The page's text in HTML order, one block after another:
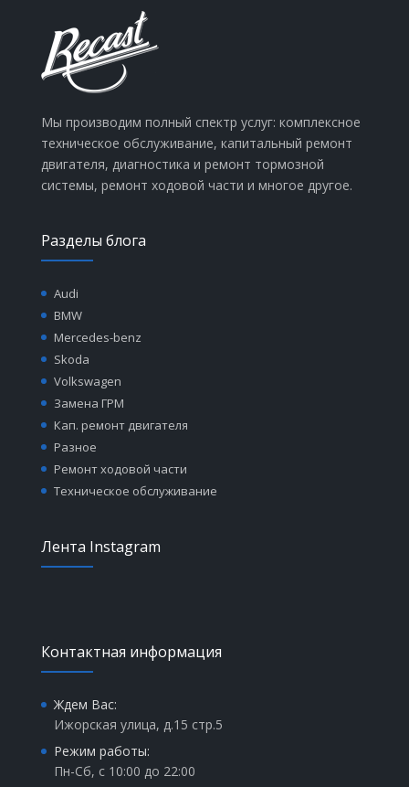
Мы производим полный спектр услуг: комплексное
техническое обслуживание, капитальный ремонт
двигателя, диагностика и ремонт тормозной
системы, ремонт ходовой части и многое другое.
Разделы блога
Audi
BMW
Mercedes-benz
Skoda
Volkswagen
Замена ГРМ
Кап. ремонт двигателя
Разное
Ремонт ходовой части
Техническое обслуживание
Лента Instagram
Контактная информация
Ждем Вас:
Ижорская улица, д.15 стр.5
Режим работы:
Пн-Сб, с 10:00 до 22:00